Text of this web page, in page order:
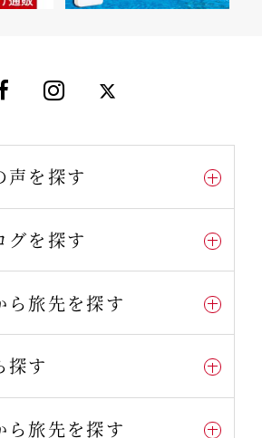
声を探す
グを探す
ら旅先を探す
探す
ら旅先を探す